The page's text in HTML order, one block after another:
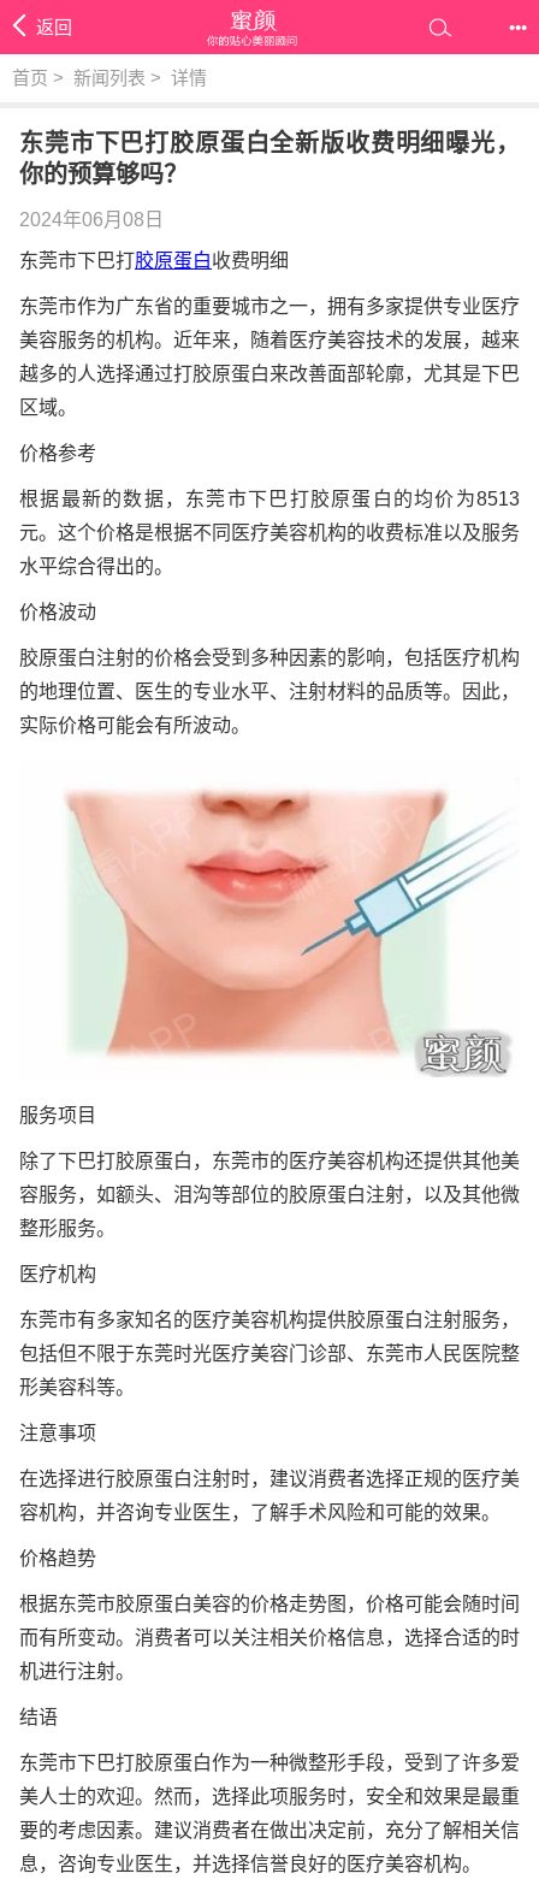
返回 •••
首页 > 新闻列表 > 详情
东莞市下巴打胶原蛋白全新版收费明细曝光，
你的预算够吗？
2024年06月08日
东莞市下巴打胶原蛋白收费明细
东莞市作为广东省的重要城市之一，拥有多家提供专业医疗
美容服务的机构。近年来，随着医疗美容技术的发展，越来
越多的人选择通过打胶原蛋白来改善面部轮廓，尤其是下巴
区域。
价格参考
根据最新的数据，东莞市下巴打胶原蛋白的均价为8513
元。这个价格是根据不同医疗美容机构的收费标准以及服务
水平综合得出的。
价格波动
胶原蛋白注射的价格会受到多种因素的影响，包括医疗机构
的地理位置、医生的专业水平、注射材料的品质等。因此，
实际价格可能会有所波动。
服务项目
除了下巴打胶原蛋白，东莞市的医疗美容机构还提供其他美
容服务，如额头、泪沟等部位的胶原蛋白注射，以及其他微
整形服务。
医疗机构
东莞市有多家知名的医疗美容机构提供胶原蛋白注射服务，
包括但不限于东莞时光医疗美容门诊部、东莞市人民医院整
形美容科等。
注意事项
在选择进行胶原蛋白注射时，建议消费者选择正规的医疗美
容机构，并咨询专业医生，了解手术风险和可能的效果。
价格趋势
根据东莞市胶原蛋白美容的价格走势图，价格可能会随时间
而有所变动。消费者可以关注相关价格信息，选择合适的时
机进行注射。
结语
东莞市下巴打胶原蛋白作为一种微整形手段，受到了许多爱
美人士的欢迎。然而，选择此项服务时，安全和效果是最重
要的考虑因素。建议消费者在做出决定前，充分了解相关信
息，咨询专业医生，并选择信誉良好的医疗美容机构。